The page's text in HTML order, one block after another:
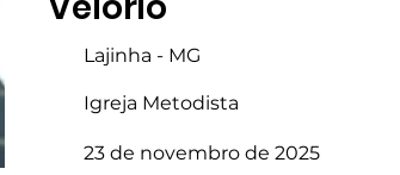
Lajinha - MG
Igreja Metodista
23 de novembro de 2025